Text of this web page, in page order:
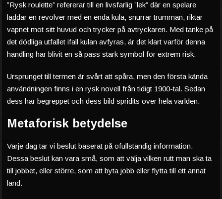
”Rysk roulette” refererar till en livsfarlig ”lek” där en spelare
laddar en revolver med en enda kula, snurrar trumman, riktar
vapnet mot sitt huvud och trycker på avtryckaren. Med tanke på
det dödliga utfallet ifall kulan avfyras, är det klart varför denna
handling har blivit en så pass stark symbol för extrem risk.
Ursprunget till termen är svårt att spåra, men den första kända
användningen finns i en rysk novell från tidigt 1900-tal. Sedan
dess har begreppet och dess bild spridits över hela världen.
Metaforisk betydelse
Varje dag tar vi beslut baserat på ofullständig information.
Dessa beslut kan vara små, som att välja vilken rutt man ska ta
till jobbet, eller större, som att byta jobb eller flytta till ett annat
land.